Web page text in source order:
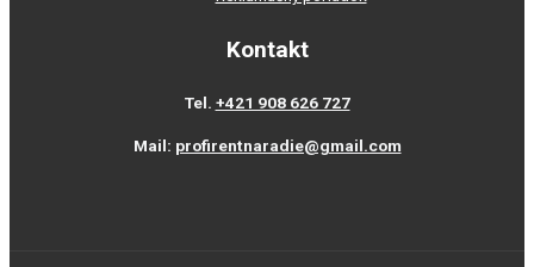
Kontakt
Tel. +421 908 626 727
Mail: profirentnaradie@gmail.com